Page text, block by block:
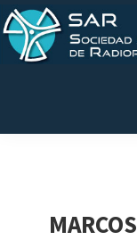
Saltar
al
contenido
Saltar
al
de